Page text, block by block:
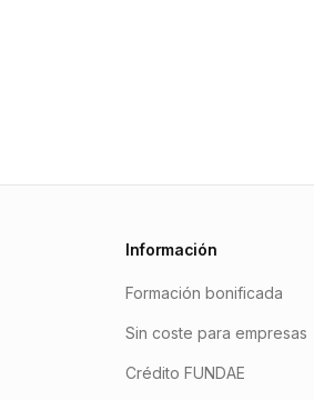
Información
Formación bonificada
Sin coste para empresas
Crédito FUNDAE